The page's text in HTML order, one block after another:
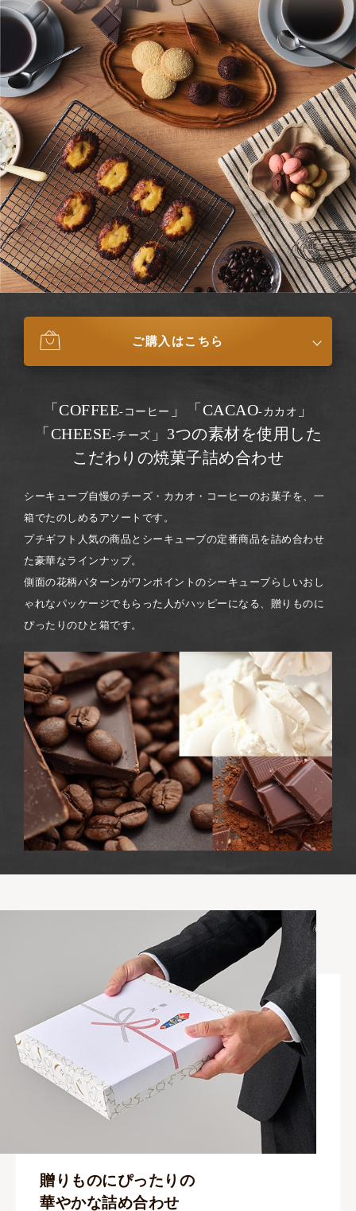
ご購入はこちら
「COFFEE-コーヒー 」「CACAO-カカオ 」
「CHEESE-チーズ 」 3つの素材を使用した
こだわりの焼菓子詰め合わせ
シーキューブ自慢のチーズ・カカオ・コーヒーのお菓子を、一
箱でたのしめるアソートです。
プチギフト人気の商品とシーキューブの定番商品を詰め合わせ
た豪華なラインナップ。
側面の花柄パターンがワンポイントのシーキューブらしいおし
ゃれなパッケージでもらった人がハッピーになる、贈りものに
ぴったりのひと箱です。
贈りものにぴったりの
華やかな詰め合わせ